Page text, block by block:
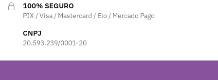
100% SEGURO
PIX / Visa / Mastercard / Elo / Mercado Pago
CNPJ
20.593.239/0001-20